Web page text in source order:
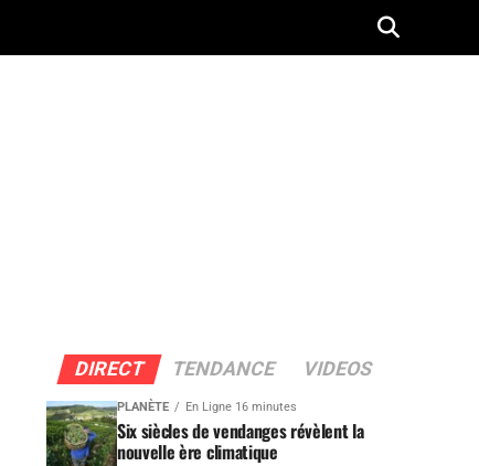
DIRECT TENDANCE VIDEOS
PLANÈTE En Ligne 16 minutes
Six siècles de vendanges révèlent la
nouvelle ère climatique